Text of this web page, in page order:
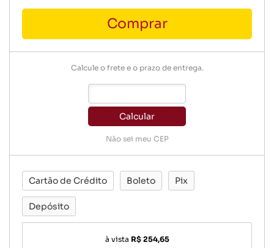
Comprar
Calcule o frete e o prazo de entrega.
Calcular
Não sei meu CEP
Cartão de Crédito Boleto Pix
Depósito
à vista R$ 254,65